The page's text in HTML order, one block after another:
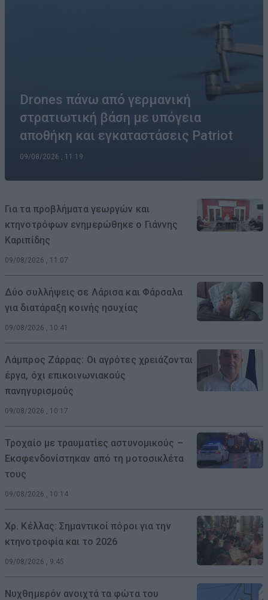
Drones πάνω από γερμανική
στρατιωτική βάση με υπόγεια
αποθήκη και εγκαταστάσεις Patriot
09/08/2026 , 11:19
Για τα προβλήματα γεωργών και
κτηνοτρόφων ενημερώθηκε ο Γιάννης
Καριπίδης
09/08/2026 , 11:07
Δύο συλλήψεις σε Λάρισα και Φάρσαλα
για διατάραξη κοινής ησυχίας
09/08/2026 , 10:41
Λάμπρος Ζάρρας: Οι αγρότες χρειάζονται
έργα, όχι επικοινωνιακούς
πανηγυρισμούς
09/08/2026 , 10:17
Τροχαίο με τραυματίες αστυνομικούς –
Εκσφενδονίστηκαν από τη μοτοσικλέτα
τους
09/08/2026 , 10:14
Χρ. Κέλλας: Σημαντικοί πόροι για την
κτηνοτροφία και το 2026
09/08/2026 , 9:45
Νυχθημερόν ανοιχτά τα φώτα του